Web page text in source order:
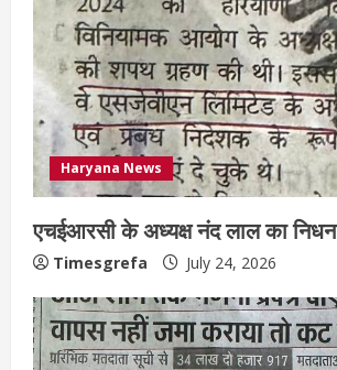
Haryana News
एचईआरसी के अध्यक्ष नंद लाल का निधन
Timesgrefa July 24, 2026